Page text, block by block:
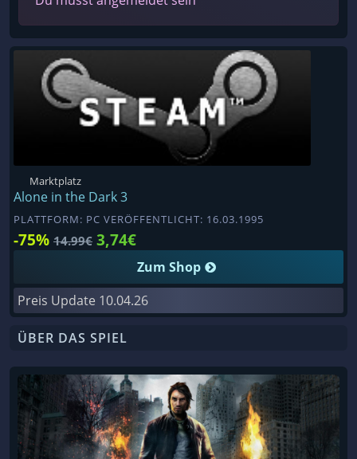
Marktplatz
Alone in the Dark 3
PLATTFORM: PC VERÖFFENTLICHT: 16.03.1995
-75% 14.99€ 3,74€
Zum Shop
Preis Update 10.04.26
ÜBER DAS SPIEL